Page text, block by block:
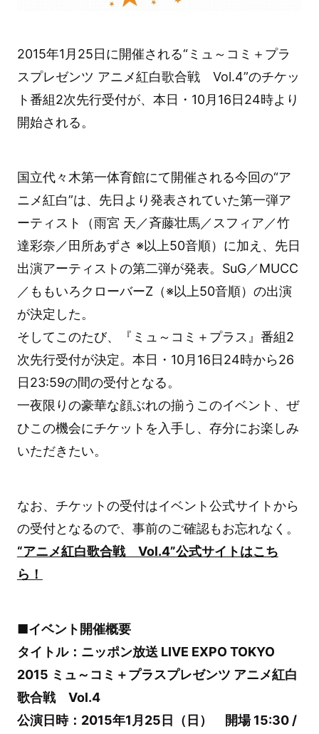
2015年1月25日に開催される“ミュ～コミ＋プラ
スプレゼンツ アニメ紅白歌合戦 Vol.4”のチケッ
ト番組2次先行受付が、本日・10月16日24時より
開始される。
国立代々木第一体育館にて開催される今回の“ア
ニメ紅白”は、先日より発表されていた第一弾ア
ーティスト（雨宮 天／斉藤壮馬／スフィア／竹
達彩奈／田所あずさ ※以上50音順）に加え、先日
出演アーティストの第二弾が発表。SuG／MUCC
／ももいろクローバーZ（※以上50音順）の出演
が決定した。
そしてこのたび、『ミュ～コミ＋プラス』番組2
次先行受付が決定。本日・10月16日24時から26
日23:59の間の受付となる。
一夜限りの豪華な顔ぶれの揃うこのイベント、ぜ
ひこの機会にチケットを入手し、存分にお楽しみ
いただきたい。
なお、チケットの受付はイベント公式サイトから
の受付となるので、事前のご確認もお忘れなく。
“アニメ紅白歌合戦 Vol.4”公式サイトはこち
ら！
■イベント開催概要
タイトル：ニッポン放送 LIVE EXPO TOKYO
2015 ミュ～コミ＋プラスプレゼンツ アニメ紅白
歌合戦 Vol.4
公演日時：2015年1月25日（日） 開場 15:30 /